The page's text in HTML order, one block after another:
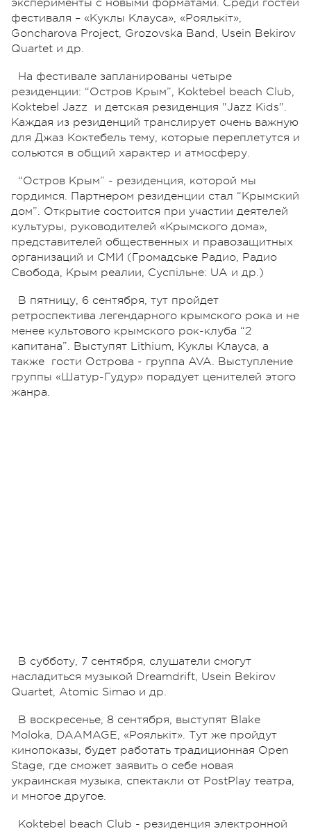
эксперименты с новыми форматами. Среди гостей
фестиваля – «Куклы Клауса», «Роялькіт»,
Goncharova Project, Grozovska Band, Usein Bekirov
Quartet и др.
На фестивале запланированы четыре
резиденции: “Остров Крым”, Koktebel beach Club,
Koktebel Jazz и детская резиденция "Jazz Kids".
Каждая из резиденций транслирует очень важную
для Джаз Коктебель тему, которые переплетутся и
сольются в общий характер и атмосферу.
“Остров Крым” - резиденция, которой мы
гордимся. Партнером резиденции стал “Крымский
дом”. Открытие состоится при участии деятелей
культуры, руководителей «Крымского дома»,
представителей общественных и правозащитных
организаций и СМИ (Громадське Радио, Радио
Свобода, Крым реалии, Суспільне: UA и др.)
В пятницу, 6 сентября, тут пройдет
ретроспектива легендарного крымского рока и не
менее культового крымского рок-клуба “2
капитана”. Выступят Lithium, Куклы Клауса, а
также гости Острова - группа AVA. Выступление
группы «Шатур-Гудур» порадует ценителей этого
жанра.
В субботу, 7 сентября, слушатели смогут
насладиться музыкой Dreamdrift, Usein Bekirov
Quartet, Atomic Simao и др.
В воскресенье, 8 сентября, выступят Blake
Moloka, DAAMAGE, «Роялькіт». Тут же пройдут
кинопоказы, будет работать традиционная Open
Stage, где сможет заявить о себе новая
украинская музыка, спектакли от PostPlay театра,
и многое другое.
Koktebel beach Club - резиденция электронной